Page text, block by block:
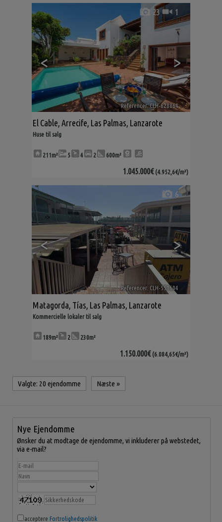
< >
23 1
Referencer. CLH-628864 🔗
El Cable, Arrecife, Las Palmas, Lanzarote
Huse til salg
211m² 5 4 2 600m²
1.045.000€ (4.952,6€/m²)
< >
6
Referencer. CLH-551604
Matagorda, Tías, Las Palmas, Lanzarote
Kommercielle lokaler til salg
189m² 2 230m²
1.150.000€ (6.084,65€/m²)
Valgte: 20 ejendomme Næste »
Nye Ejendomme
Ønsker du at modtage de ejendomme, vi inkluderer på webstedet,
via e-mail?
acceptere Fortrolighedspolitik